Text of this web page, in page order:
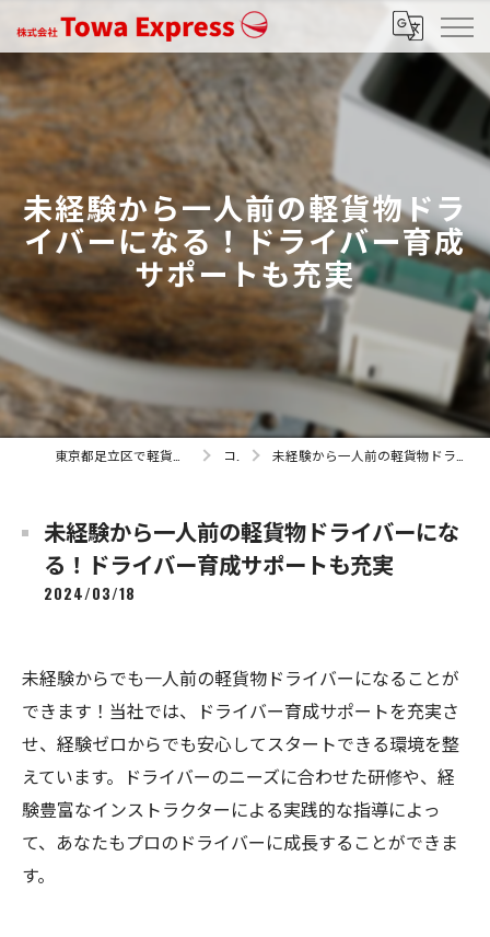
未経験から一人前の軽貨物ドラ
イバーになる！ドライバー育成
サポートも充実
コラム 未経験から一人前の軽貨物ドライバーになる！ドライバー育成サポートも充実
未経験から一人前の軽貨物ドライバーにな
る！ドライバー育成サポートも充実
2024/03/18
未経験からでも一人前の軽貨物ドライバーになることが
できます！当社では、ドライバー育成サポートを充実さ
せ、経験ゼロからでも安心してスタートできる環境を整
えています。ドライバーのニーズに合わせた研修や、経
験豊富なインストラクターによる実践的な指導によっ
て、あなたもプロのドライバーに成長することができま
す。